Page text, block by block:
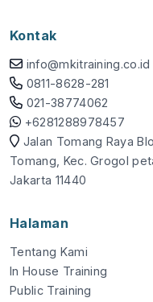
Kontak
info@mkitraining.co.id
0811-8628-281
021-38774062
+6281288978457
Jalan Tomang Raya
Tomang, Kec. Grogol
Jakarta 11440
Halaman
Tentang Kami
In House Training
Public Training